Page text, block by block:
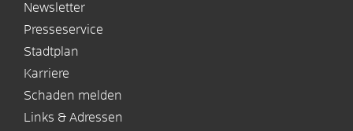
Newsletter
Presseservice
Stadtplan
Karriere
Schaden melden
Links & Adressen